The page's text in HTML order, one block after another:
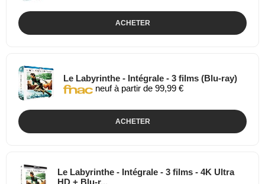
ACHETER
Le Labyrinthe - Intégrale - 3 films (Blu-ray)
neuf à partir de 99,99 €
ACHETER
Le Labyrinthe - Intégrale - 3 films - 4K Ultra
HD + Blu-r...